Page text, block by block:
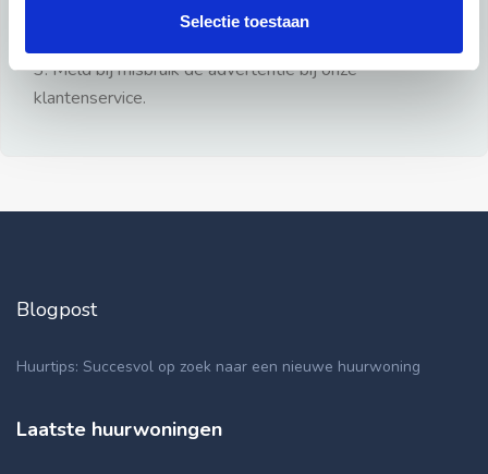
Selectie toestaan
3: Meld bij misbruik de advertentie bij onze
klantenservice.
Blogpost
Huurtips: Succesvol op zoek naar een nieuwe huurwoning
Laatste huurwoningen